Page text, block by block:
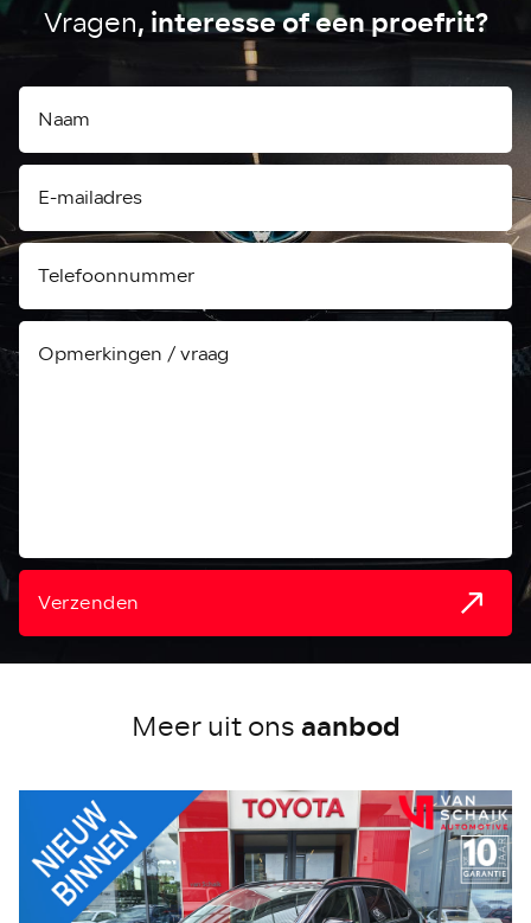
Vragen, interesse of een proefrit?
Verzenden
Meer uit ons aanbod